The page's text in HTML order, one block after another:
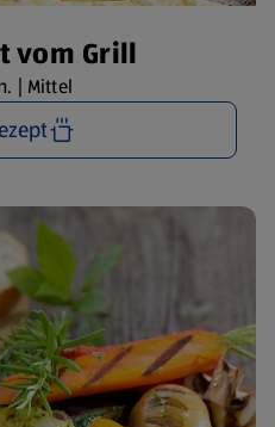
vom Grill
| Mittel